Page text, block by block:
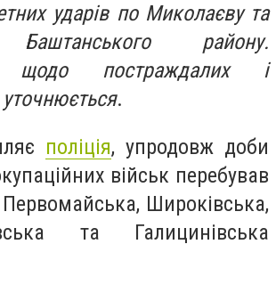
ударів по Миколаєву та
району.
щодо постраждалих і
.
поліція, упродовж доби
військ перебував
Широківська,
та Галицинівська